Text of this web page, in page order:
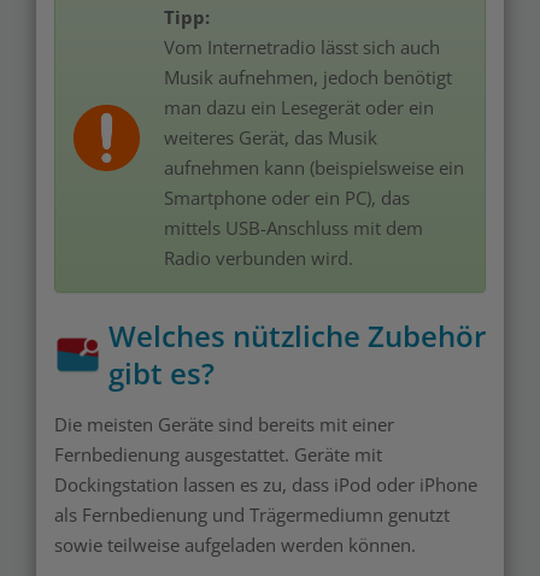
Tipp:
Vom Internetradio lässt sich auch
Musik aufnehmen, jedoch benötigt
man dazu ein Lesegerät oder ein
weiteres Gerät, das Musik
aufnehmen kann (beispielsweise ein
Smartphone oder ein PC), das
mittels USB-Anschluss mit dem
Radio verbunden wird.
Welches nützliche Zubehör
gibt es?
Die meisten Geräte sind bereits mit einer
Fernbedienung ausgestattet. Geräte mit
Dockingstation lassen es zu, dass iPod oder iPhone
als Fernbedienung und Trägermediumn genutzt
sowie teilweise aufgeladen werden können.